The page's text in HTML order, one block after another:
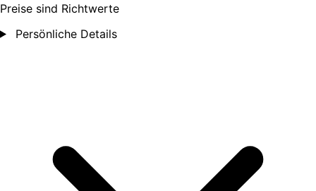
Preise sind Richtwerte
Persönliche Details